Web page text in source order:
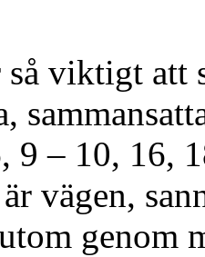
så viktigt att
9 – 10, 16,
är vägen,
genom